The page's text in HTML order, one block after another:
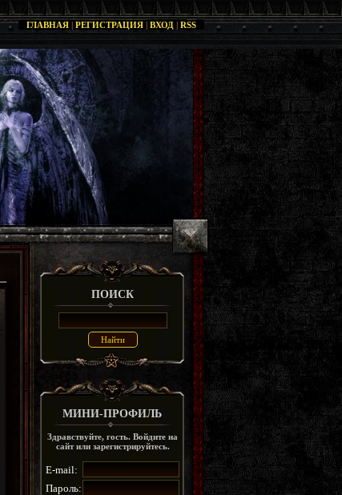
ГЛАВНАЯ | РЕГИСТРАЦИЯ | ВХОД | RSS
ПОИСК
МИНИ-ПРОФИЛЬ
Здравствуйте, гость. Войдите на
сайт или зарегистрируйтесь.
E-mail:
Пароль: